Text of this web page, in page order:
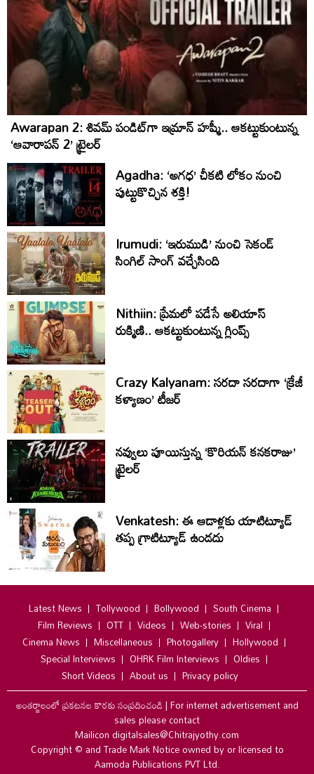
Awarapan 2: శివమ్ పండిట్‌గా ఇమ్రాన్ హష్మీ.. ఆకట్టుకుంటున్న
‘ఆవారాపన్ 2’ ట్రైలర్
Agadha: ‘అగధ’ చీకటి లోకం నుంచి
పుట్టుకొచ్చిన శక్తి!
Irumudi: ‘ఇరుముడి’ నుంచి సెకండ్
సింగిల్ సాంగ్ వచ్చేసింది
Nithiin: ప్రేమలో పడేసే అలియాస్
రుక్మిణి.. ఆకట్టుకుంటున్న గ్లింప్స్‌
Crazy Kalyanam: సరదా సరదాగా ‘క్రేజీ
కళ్యాణం’ టీజర్
నవ్వులు పూయిస్తున్న ‘కొరియన్ కనకరాజు’
ట్రైలర్
Venkatesh: ఈ ఆడాళ్లకు యాటిట్యూడ్
తప్ప గ్రాటిట్యూడ్ ఉండదు
Latest News Tollywood Bollywood
South Cinema
Film Reviews
OTT Videos Web-stories
Viral
Cinema News
Miscellaneous Photogallery
Hollywood
Special Interviews
OHRK Film Interviews
Oldies
Short Videos
About us
Privacy policy
అంతర్జాలంలో ప్రకటనల కొరకు సంప్రదించండి|For internet advertisement and
sales please contact
Mailicon digitalsales@Chitrajyothy.com
Copyright © and Trade Mark Notice owned by or licensed to
Aamoda Publications PVT Ltd.